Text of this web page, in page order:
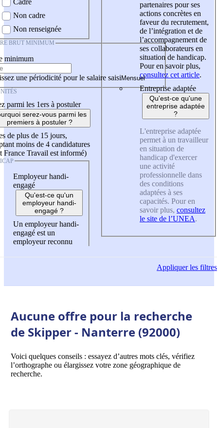
Cadre
Non cadre
Non renseignée
BRUT MINIMUM
minimum
une périodicité pour le salaire saisi
parmi les 1ers à postuler
serez-vous parmi les
premiers à postuler ?
de plus de 15 jours,
moins de 4 candidatures
France Travail est informé)
Employeur handi-
engagé
Qu'est-ce qu'un
employeur handi-
engagé ?
Un employeur handi-
engagé est un
employeur reconnu
partenaires pour ses
actions concrètes en
faveur du recrutement,
de l’intégration et de
l’accompagnement de
ses collaborateurs en
situation de handicap.
Pour en savoir plus,
consultez cet article.
Entreprise adaptée
Qu'est-ce qu'une
entreprise adaptée
?
L'entreprise adaptée
permet à un travailleur
en situation de
handicap d'exercer
une activité
professionnelle dans
des conditions
adaptées à ses
capacités. Pour en
savoir plus, consultez
le site de l’UNEA.
Appliquerles filtres
Aucune offre pour la recherche
de Skipper - Nanterre (92000)
Voici quelques conseils : essayez d’autres mots clés, vérifiez
l’orthographe ou élargissez votre zone géographique de
recherche.